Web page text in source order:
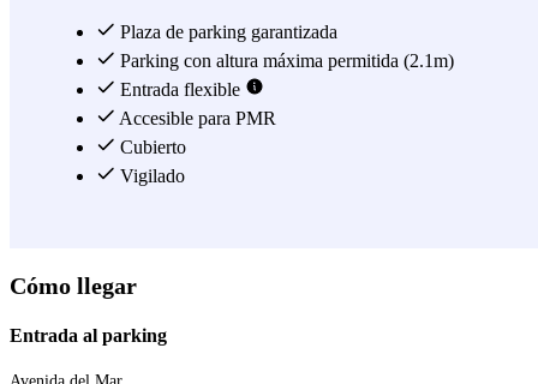
Plaza de parking garantizada
Parking con altura máxima permitida (2.1m)
Entrada flexible
Accesible para PMR
Cubierto
Vigilado
Cómo llegar
Entrada al parking